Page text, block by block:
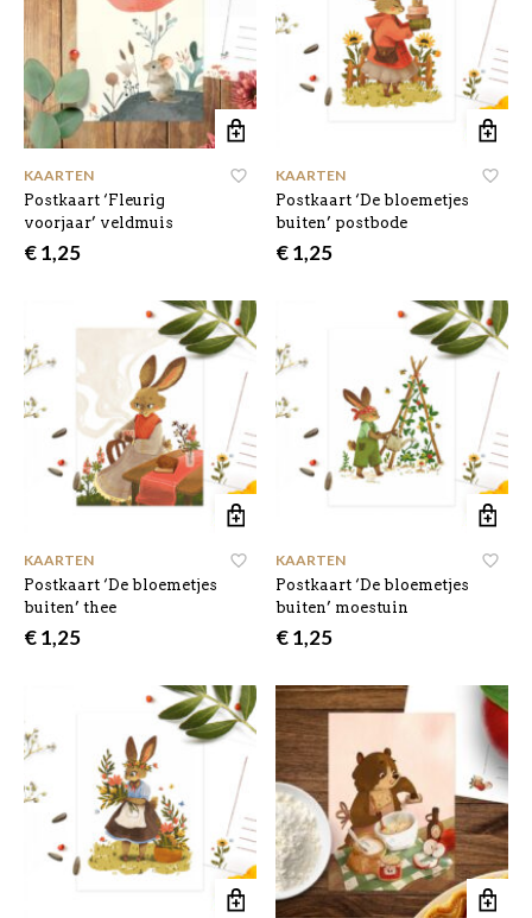
KAARTEN
Postkaart ‘Fleurig
voorjaar’ veldmuis
€1,25
KAARTEN
Postkaart ‘De bloemetjes
buiten’ postbode
€1,25
KAARTEN
Postkaart ‘De bloemetjes
buiten’ thee
€1,25
KAARTEN
Postkaart ‘De bloemetjes
buiten’ moestuin
€1,25